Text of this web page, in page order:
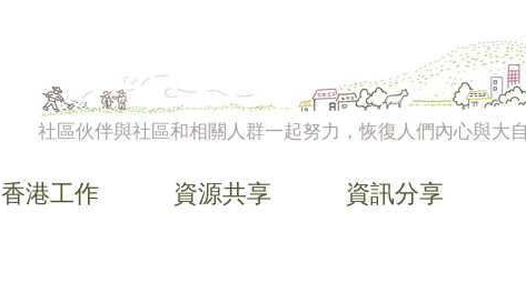
社區伙伴與社區和相關人群一起努力，恢復人們內心與大
香港工作 資源共享 資訊分享